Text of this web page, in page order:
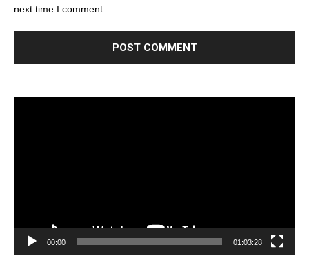
next time I comment.
00:00 01:03:28